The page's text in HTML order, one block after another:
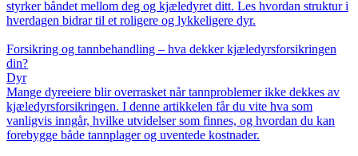
styrker båndet mellom deg og kjæledyret ditt. Les hvordan struktur i
hverdagen bidrar til et roligere og lykkeligere dyr.
Forsikring og tannbehandling – hva dekker kjæledyrsforsikringen
din?
Dyr
Mange dyreeiere blir overrasket når tannproblemer ikke dekkes av
kjæledyrsforsikringen. I denne artikkelen får du vite hva som
vanligvis inngår, hvilke utvidelser som finnes, og hvordan du kan
forebygge både tannplager og uventede kostnader.